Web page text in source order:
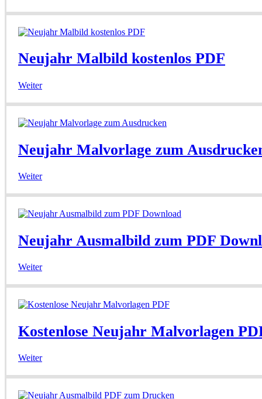
Neujahr Malbild kostenlos PDF
Weiter
Neujahr Malvorlage zum
Weiter
Neujahr Ausmalbild zum PDF
Weiter
Kostenlose Neujahr Malvorlagen
Weiter